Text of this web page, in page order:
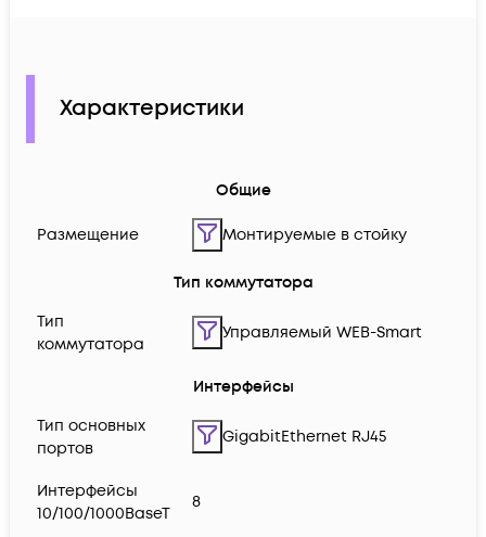
Характеристики
Общие
Размещение Монтируемые в стойку
Тип коммутатора
Тип
коммутатора
Управляемый WEB-Smart
Интерфейсы
Тип основных
портов
GigabitEthernet RJ45
Интерфейсы
10/100/1000BaseT
8